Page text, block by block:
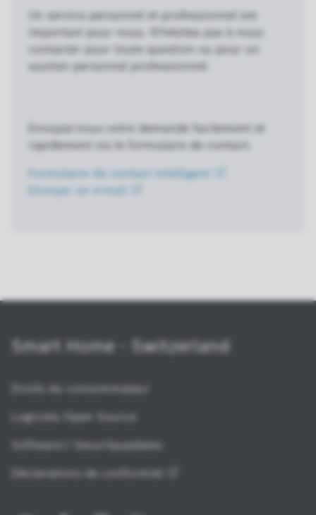
Un service personnel et professionnel est
important pour nous. N'hésitez pas à nous
contacter pour toute question ou pour un
soutien personnel professionnel.
Envoyez-nous votre demande facilement et
rapidement via le formulaire de contact.
Formulaire de contact
intelligent
Envoyer un e-mail
Smart Home - Switzerland
Droits du consommateur
Logiciels Open Source
Software-/ Securityupdates
Déclarations de
conformité